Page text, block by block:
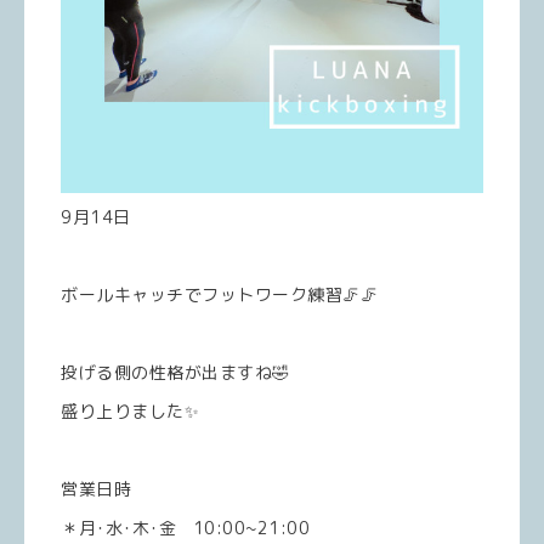
9月14日
ボールキャッチでフットワーク練習🦵🦵
投げる側の性格が出ますね🤣
盛り上りました✨
営業日時
＊月･水･木･金 10:00~21:00